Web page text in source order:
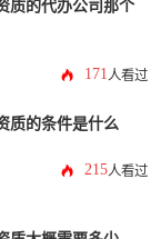
质的代办公司那个
171人看过
质的条件是什么
215人看过